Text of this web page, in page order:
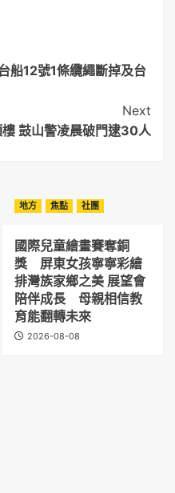
船12號1條纜繩斷掉及台
Next
鼓山警凌晨破門逮30人
地方 焦點 社團
國際兒童繪畫賽奪銅
獎 屏東女孩寧寧彩繪
排灣族家鄉之美 展望會
陪伴成長 母親相信教
育能翻轉未來
2026-08-08